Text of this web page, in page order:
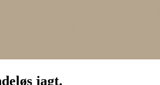
jagt.